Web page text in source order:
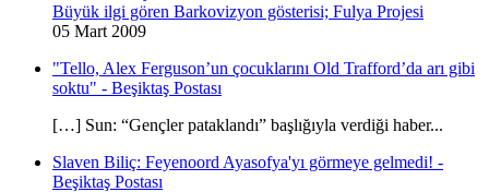
Büyük ilgi gören Barkovizyon gösterisi; Fulya Projesi
05 Mart 2009
"Tello, Alex Ferguson’un çocuklarını Old Trafford’da arı gibi
soktu" - Beşiktaş Postası
[…] Sun: “Gençler pataklandı” başlığıyla verdiği haber...
Slaven Biliç: Feyenoord Ayasofya'yı görmeye gelmedi! -
Beşiktaş Postası